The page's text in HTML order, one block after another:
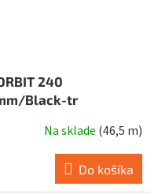
240
Black-tr
Na sklade (46,5 m)
Do košíka